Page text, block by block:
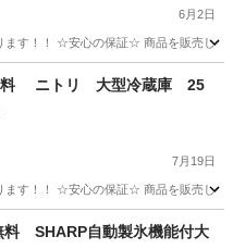
6月2日
す！！ ☆安心の保証☆ 商品を販売して
生活家電 ショップ
料 ニトリ 大型冷蔵庫 25
7月19日
す！！ ☆安心の保証☆ 商品を販売して
ショップ